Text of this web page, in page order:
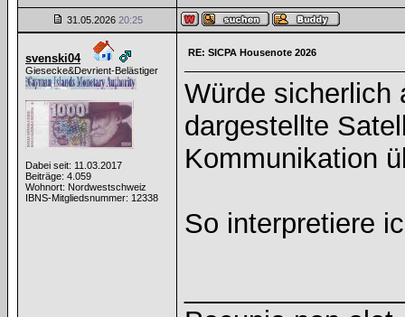
31.05.2026 20:25
svenski04
Giesecke&Devrient-Belästiger
Dabei seit: 11.03.2017
Beiträge: 4.059
Wohnort: Nordwestschweiz
IBNS-Mitgliedsnummer: 12338
RE: SICPA Housenote 2026
Würde sicherlich
dargestellte
Kommunikation
So interpretiere